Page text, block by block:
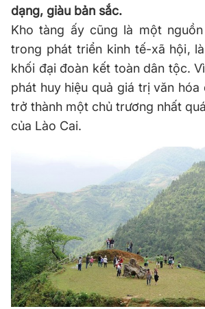
dạng, giàu bản sắc.
Kho tàng ấy cũng là một
trong phát triển kinh tế-xã hội,
khối đại đoàn kết toàn dân tộc.
phát huy hiệu quả giá trị văn
trở thành một chủ trương nhất
của Lào Cai.